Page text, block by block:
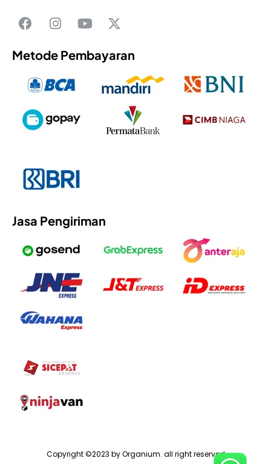
Metode Pembayaran
Jasa Pengiriman
Copyright ©2023 by Organium. all right reserved